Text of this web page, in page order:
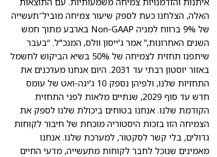
האלה, הצלחנו כעת לספק שיעור צמיחה מוביל־תעשייה
של 9% ברווח למניה Non-GAAP בארבע מתוך חמש
השנים האחרונות,” אמר ג'ייסון וולס, המנכ"ל. “בעבר
שיתפנו תחזית לצמיחה של 50% בשיא הביקוש לחשמל
באזור יוסטון רבתי עד 2031. היום אנחנו מעדכנים את
התחזיות שלנו, ולפיהן נספק 10 ג'יגה-ואט של עומס
חדש עד סוף 2029, שנתיים מלאות לפני התחזית
הקודמת שלנו. אנחנו בטוחים ביכולת שלנו לספק את
הצמיחה הזו בזכות היסטוריה מוכחת של חיבור לקוחות
גדולים, בלי קשר לסקטור, למערכת שלנו. אנחנו
מאמינים שנוכל לחבר לקוחות מתעשייה, מדעי החיים